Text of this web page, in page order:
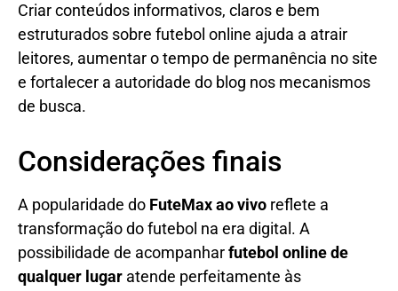
Criar conteúdos informativos, claros e bem
estruturados sobre futebol online ajuda a atrair
leitores, aumentar o tempo de permanência no site
e fortalecer a autoridade do blog nos mecanismos
de busca.
Considerações finais
A popularidade do FuteMax ao vivo reflete a
transformação do futebol na era digital. A
possibilidade de acompanharfutebol online de
qualquer lugar atende perfeitamente às